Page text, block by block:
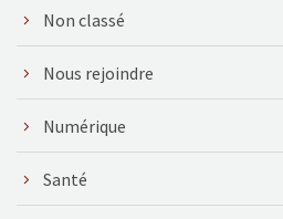
Non classé
Nous rejoindre
Numérique
Santé